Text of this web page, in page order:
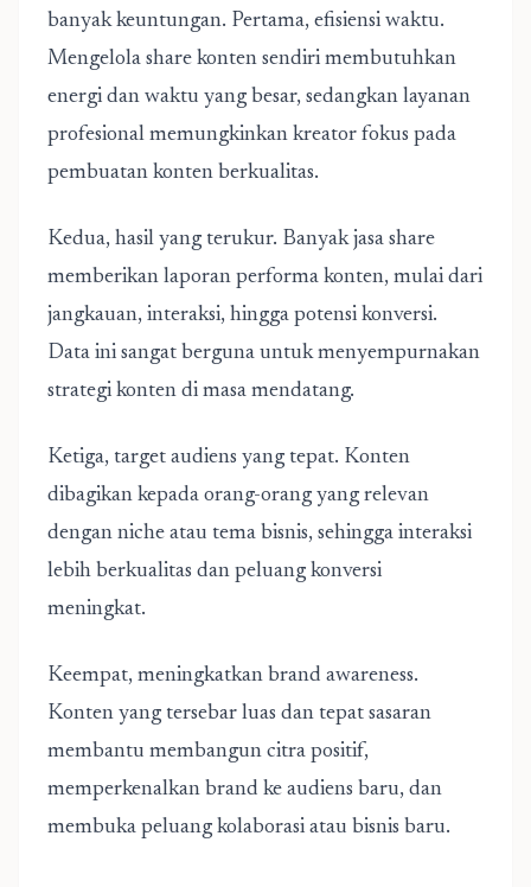
banyak keuntungan. Pertama, efisiensi waktu.
Mengelola share konten sendiri membutuhkan
energi dan waktu yang besar, sedangkan layanan
profesional memungkinkan kreator fokus pada
pembuatan konten berkualitas.
Kedua, hasil yang terukur. Banyak jasa share
memberikan laporan performa konten, mulai dari
jangkauan, interaksi, hingga potensi konversi.
Data ini sangat berguna untuk menyempurnakan
strategi konten di masa mendatang.
Ketiga, target audiens yang tepat. Konten
dibagikan kepada orang-orang yang relevan
dengan niche atau tema bisnis, sehingga interaksi
lebih berkualitas dan peluang konversi
meningkat.
Keempat, meningkatkan brand awareness.
Konten yang tersebar luas dan tepat sasaran
membantu membangun citra positif,
memperkenalkan brand ke audiens baru, dan
membuka peluang kolaborasi atau bisnis baru.